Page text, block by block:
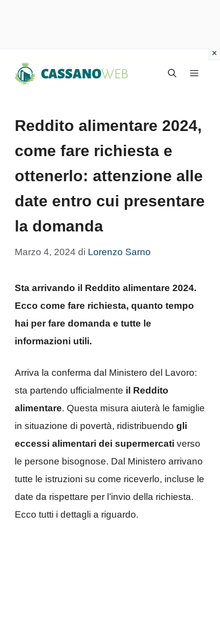
Menu
Reddito alimentare 2024,
come fare richiesta e
ottenerlo: attenzione alle
date entro cui presentare
la domanda
Marzo 4, 2024 di Lorenzo Sarno
Sta arrivando il Reddito alimentare 2024.
Ecco come fare richiesta, quanto tempo
hai per fare domanda e tutte le
informazioni utili.
Arriva la conferma dal Ministero del Lavoro:
sta partendo ufficialmente il Reddito
alimentare. Questa misura aiuterà le famiglie
in situazione di povertà, ridistribuendo gli
eccessi alimentari dei supermercati verso
le persone bisognose. Dal Ministero arrivano
tutte le istruzioni su come riceverlo, incluse le
date da rispettare per l’invio della richiesta.
Ecco tutti i dettagli a riguardo.